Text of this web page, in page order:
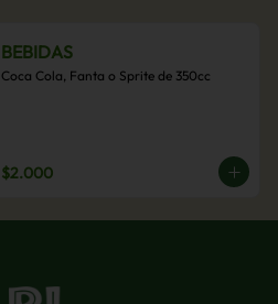
BEBIDAS
Coca Cola, Fanta o Sprite de 350cc
$2.000